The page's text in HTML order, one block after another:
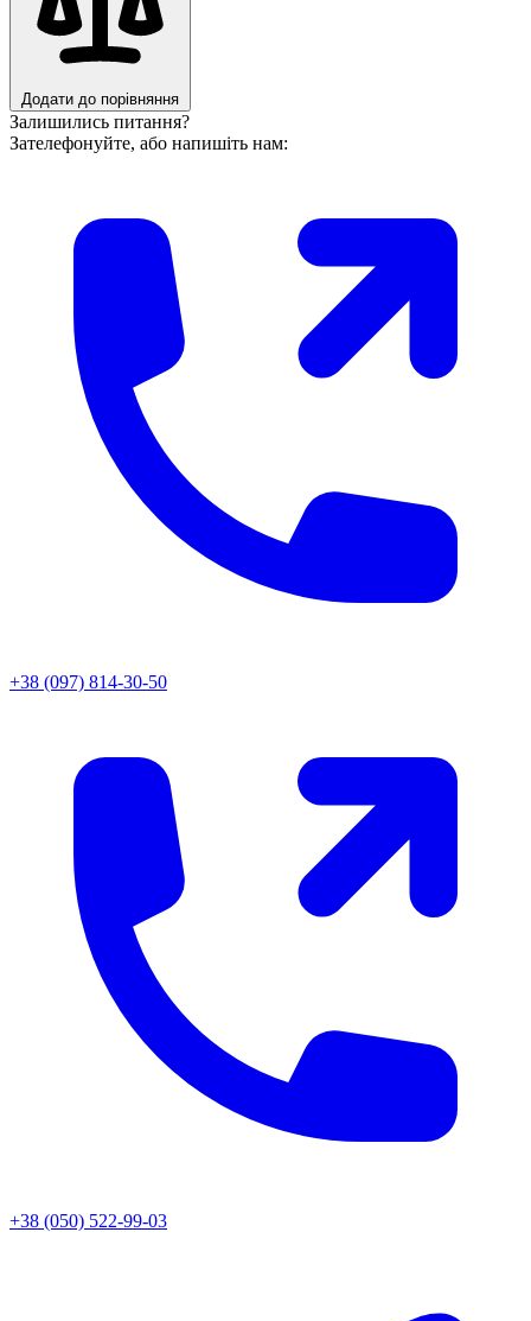
Додати до порівняння
Залишились питання?
Зателефонуйте, або напишіть нам:
+38 (097) 814-30-50
+38 (050) 522-99-03